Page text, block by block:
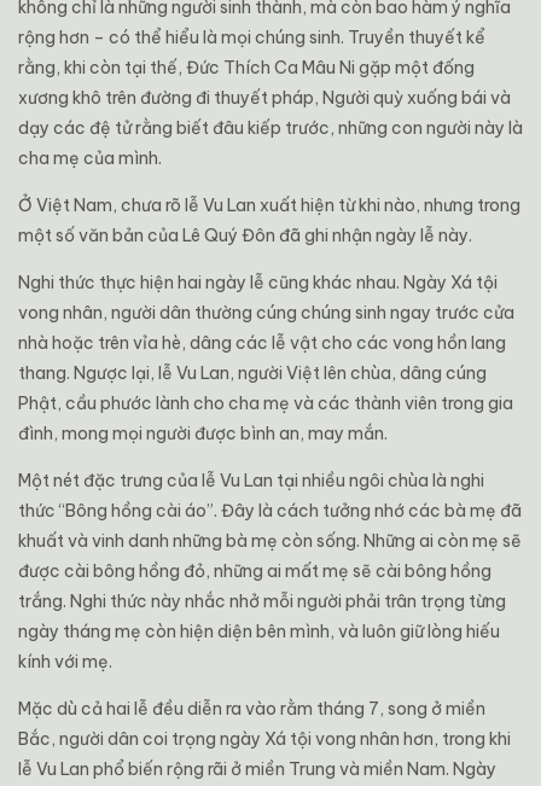
không chỉ là những người sinh thành, mà còn bao hàm ý nghĩa
rộng hơn – có thể hiểu là mọi chúng sinh. Truyền thuyết kể
rằng, khi còn tại thế, Đức Thích Ca Mâu Ni gặp một đống
xương khô trên đường đi thuyết pháp, Người quỳ xuống bái và
dạy các đệ tử rằng biết đâu kiếp trước, những con người này là
cha mẹ của mình.
Ở Việt Nam, chưa rõ lễ Vu Lan xuất hiện từ khi nào, nhưng trong
một số văn bản của Lê Quý Đôn đã ghi nhận ngày lễ này.
Nghi thức thực hiện hai ngày lễ cũng khác nhau. Ngày Xá tội
vong nhân, người dân thường cúng chúng sinh ngay trước cửa
nhà hoặc trên vỉa hè, dâng các lễ vật cho các vong hồn lang
thang. Ngược lại, lễ Vu Lan, người Việt lên chùa, dâng cúng
Phật, cầu phước lành cho cha mẹ và các thành viên trong gia
đình, mong mọi người được bình an, may mắn.
Một nét đặc trưng của lễ Vu Lan tại nhiều ngôi chùa là nghi
thức “Bông hồng cài áo”. Đây là cách tưởng nhớ các bà mẹ đã
khuất và vinh danh những bà mẹ còn sống. Những ai còn mẹ sẽ
được cài bông hồng đỏ, những ai mất mẹ sẽ cài bông hồng
trắng. Nghi thức này nhắc nhở mỗi người phải trân trọng từng
ngày tháng mẹ còn hiện diện bên mình, và luôn giữ lòng hiếu
kính với mẹ.
Mặc dù cả hai lễ đều diễn ra vào rằm tháng 7, song ở miền
Bắc, người dân coi trọng ngày Xá tội vong nhân hơn, trong khi
lễ Vu Lan phổ biến rộng rãi ở miền Trung và miền Nam. Ngày